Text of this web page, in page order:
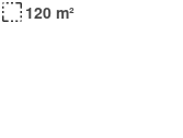
120 m²